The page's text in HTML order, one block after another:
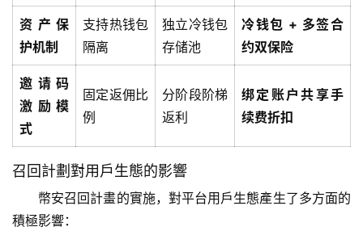
资产保
护机制
支持热钱包
隔离
独立冷钱包
存储池
冷钱包 + 多签合
约双保险
邀请码
激励模
式
固定返佣比
例
分阶段阶梯
返利
绑定账户共享手
续费折扣
召回計劃對用戶生態的影響
幣安召回計畫的實施，對平台用戶生態產生了多方面的
積極影響：